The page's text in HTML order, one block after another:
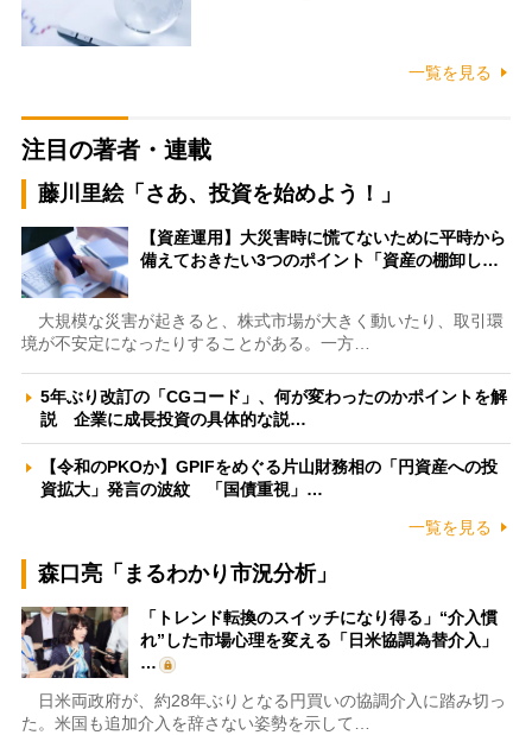
一覧を見る
注目の著者・連載
藤川里絵「さあ、投資を始めよう！」
【資産運用】大災害時に慌てないために平時から
備えておきたい3つのポイント「資産の棚卸し…
大規模な災害が起きると、株式市場が大きく動いたり、取引環
境が不安定になったりすることがある。一方…
5年ぶり改訂の「CGコード」、何が変わったのかポイントを解
説 企業に成長投資の具体的な説…
【令和のPKOか】GPIFをめぐる片山財務相の「円資産への投
資拡大」発言の波紋 「国債重視」…
一覧を見る
森口亮「まるわかり市況分析」
「トレンド転換のスイッチになり得る」“介入慣
れ”した市場心理を変える「日米協調為替介入」
…
日米両政府が、約28年ぶりとなる円買いの協調介入に踏み切っ
た。米国も追加介入を辞さない姿勢を示して…